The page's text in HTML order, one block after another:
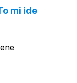
mi ide